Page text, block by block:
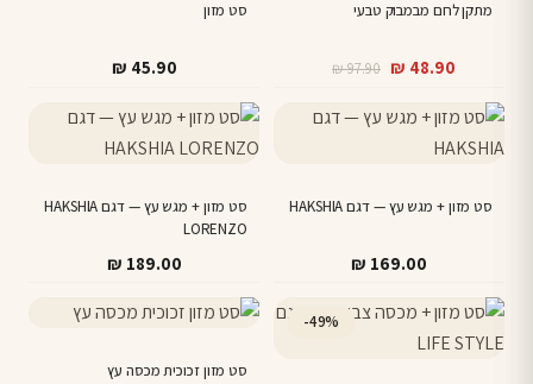
מתקן לחם מבמבוק טבעי
₪97.90
המחיר
היה:
₪ 48.90
המחיר
הוא:
סט מזון
₪ 45.90
סט מזון + מגש עץ — דגם HAKSHIA
₪ 169.00
סט מזון + מגש עץ — דגם HAKSHIA
LORENZO
₪ 189.00
-49%
סט מזון זכוכית מכסה עץ